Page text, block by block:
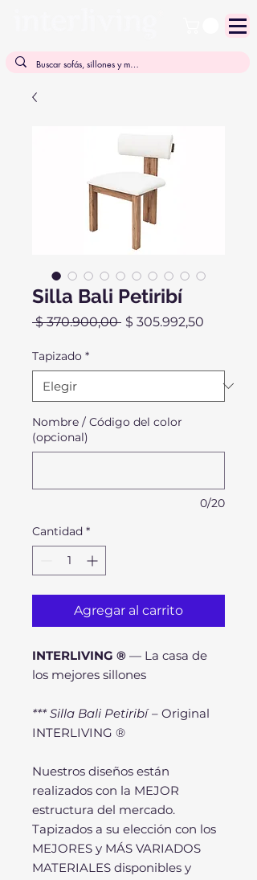
Silla Bali Petiribí
$ 370.900,00 Precio
$ 305.992,50
Tapizado *
Nombre / Código del color
(opcional)
0/20
Cantidad *
Agregar al carrito
INTERLIVING ® — La casa de
los mejores sillones
*** Silla Bali Petiribí– Original
INTERLIVING ®
Nuestros diseños están
realizados con la MEJOR
estructura del mercado.
Tapizados a su elección con los
MEJORES y MÁS VARIADOS
MATERIALES disponibles y